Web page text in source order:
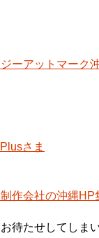
ーアットマーク
さま
作会社の沖縄HP
待たせしてしま